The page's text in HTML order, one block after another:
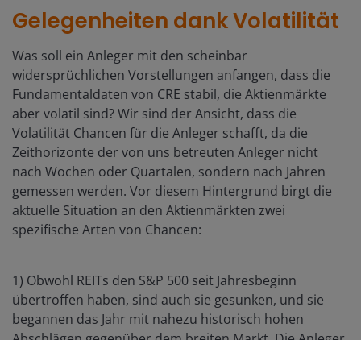
Gelegenheiten dank Volatilität
Was soll ein Anleger mit den scheinbar
widersprüchlichen Vorstellungen anfangen, dass die
Fundamentaldaten von CRE stabil, die Aktienmärkte
aber volatil sind? Wir sind der Ansicht, dass die
Volatilität Chancen für die Anleger schafft, da die
Zeithorizonte der von uns betreuten Anleger nicht
nach Wochen oder Quartalen, sondern nach Jahren
gemessen werden. Vor diesem Hintergrund birgt die
aktuelle Situation an den Aktienmärkten zwei
spezifische Arten von Chancen:
1) Obwohl REITs den S&P 500 seit Jahresbeginn
übertroffen haben, sind auch sie gesunken, und sie
begannen das Jahr mit nahezu historisch hohen